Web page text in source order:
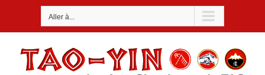
Aller à...